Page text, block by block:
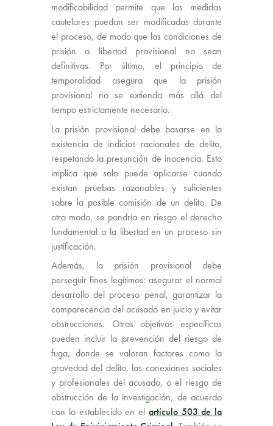
modificabilidad permite que las medidas
cautelares puedan ser modificadas durante
el proceso, de modo que las condiciones de
prisión o libertad provisional no sean
definitivas. Por último, el principio de
temporalidad asegura que la prisión
provisional no se extienda más allá del
tiempo estrictamente necesario.
La prisión provisional debe basarse en la
existencia de indicios racionales de delito,
respetando la presunción de inocencia. Esto
implica que solo puede aplicarse cuando
existan pruebas razonables y suficientes
sobre la posible comisión de un delito. De
otro modo, se pondría en riesgo el derecho
fundamental a la libertad en un proceso sin
justificación.
Además, la prisión provisional debe
perseguir fines legítimos: asegurar el normal
desarrollo del proceso penal, garantizar la
comparecencia del acusado en juicio y evitar
obstrucciones. Otros objetivos específicos
pueden incluir la prevención del riesgo de
fuga, donde se valoran factores como la
gravedad del delito, las conexiones sociales
y profesionales del acusado, o el riesgo de
obstrucción de la investigación, de acuerdo
con lo establecido en el artículo 503 de la